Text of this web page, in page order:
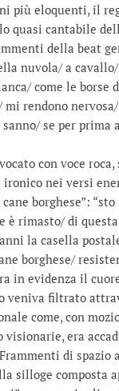
più eloquenti, il
quasi cantabile
della beat
nuvola/ a
come le borse
mi rendono
se per prima
con voce roca,
ironico nei versi
borghese”:
è rimasto/ di
la casella
borghese/
in evidenza il
veniva filtrato
come, con
visionarie, era
di spazio
silloge composta